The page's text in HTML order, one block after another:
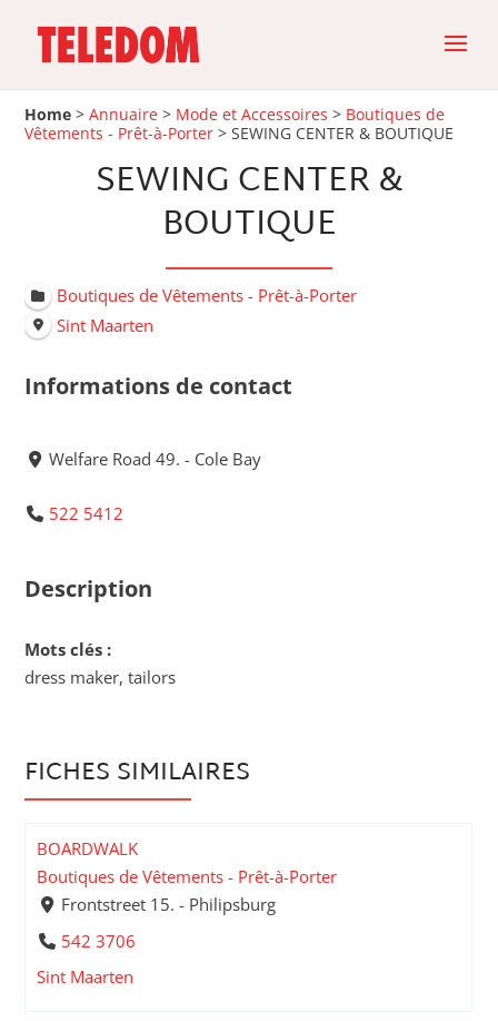
Home >Annuaire > Mode et Accessoires > Boutiques de
Vêtements - Prêt-à-Porter >SEWING CENTER & BOUTIQUE
SEWING CENTER &
BOUTIQUE
Boutiques de Vêtements - Prêt-à-Porter
Sint Maarten
Informations de contact
Welfare Road 49. - Cole Bay
522 5412
Description
Mots clés :
dress maker, tailors
FICHES SIMILAIRES
BOARDWALK
Boutiques de Vêtements - Prêt-à-Porter
Frontstreet 15. - Philipsburg
542 3706
Sint Maarten